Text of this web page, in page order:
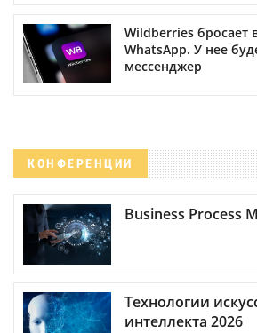
Wildberries бросает
WhatsApp. У нее
мессенджер
КОНФЕРЕНЦИИ
Business Process
Технологии
интеллекта 2026